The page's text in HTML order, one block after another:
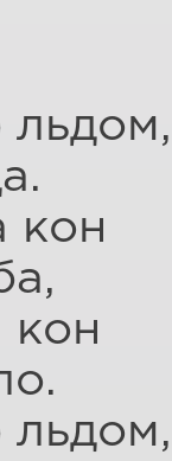
льдом,
кон
кон
льдом,